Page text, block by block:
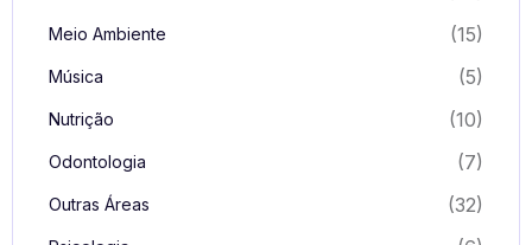
Meio Ambiente (15)
Música (5)
Nutrição (10)
Odontologia (7)
Outras Áreas (32)